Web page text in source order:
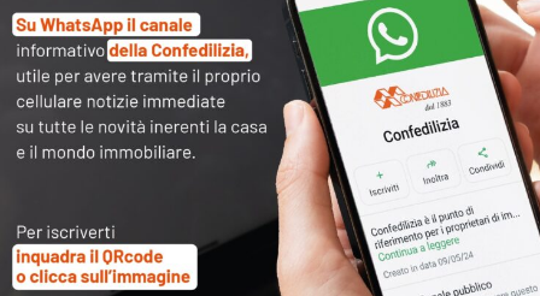
ORDINANZA DEL 28
GIUGNO 2004, N. 197
(condono edilizio)
L’accesso al contenuto
completo è riservato ai
soli utenti abilitati.
Tutti i documenti presenti nelle Banche dati
sonoa disposizione dei soci ma per poterli